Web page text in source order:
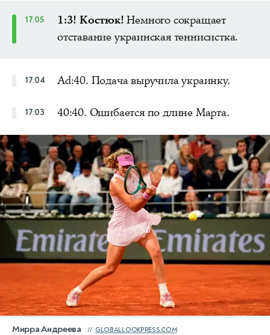
17:05 1:3! Костюк! Немного сокращает
отставание украинская теннисистка.
17:04 Ad:40. Подача выручила украинку.
17:03 40:40. Ошибается по длине Марта.
Мирра Андреева GLOBALLOOKPRESS.COM